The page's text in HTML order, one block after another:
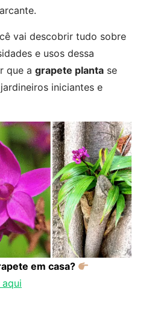
vai descobrir tudo sobre
e usos dessa
que a grapete planta se
iniciantes e
em casa?